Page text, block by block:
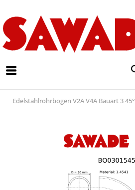
Edelstahlrohrbogen V2A V4A Bauart 3 45°